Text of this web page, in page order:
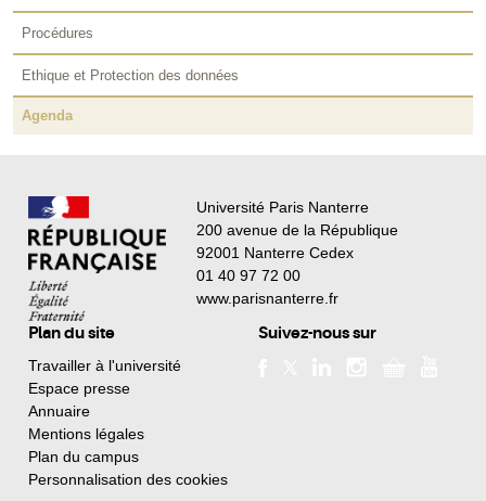
Procédures
Ethique et Protection des données
Agenda
Université Paris Nanterre
200 avenue de la République
92001 Nanterre Cedex
01 40 97 72 00
www.parisnanterre.fr
Plan du site
Travailler à l'université
Espace presse
Annuaire
Mentions légales
Plan du campus
Personnalisation des cookies
Suivez-nous sur